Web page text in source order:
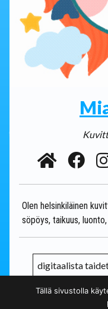
Olen helsinkiläinen
söpöys, taikuus,
digitaalista
koruja
Tällä sivustolla